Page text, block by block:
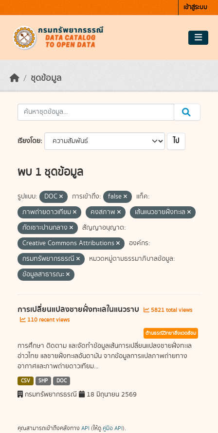
เข้าสู่ระบบ
ชุดข้อมูล
เรียงโดย ไป
พบ 1 ชุดข้อมูล
รูปแบบ: DOC การเข้าถึง: false
แท็ค:
ภาพถ่ายดาวเทียม
คงสภาพ
เส้นแนวชายฝั่งทะเล
กัดเซาะปานกลาง
สัญญาอนุญาต:
Creative Commons Attributions
องค์กร:
กรมทรัพยากรธรณี
หมวดหมู่ตามธรรมาภิบาลข้อมูล:
ข้อมูลสาธารณะ
การเปลี่ยนแปลงชายฝั่งทะเลในแนวราบ
5821 total views
110 recent views
ด้านธรณีวิทยาสิ่งแวดล้อม
การศึกษา ติดตาม และจัดทำข้อมูลเส้นการเปลี่ยนแปลงชายฝั่งทะเล
อ่าวไทย แลชายฝั่งทะเลอันดามัน จากข้อมูลการแปลภาพถ่ายทาง
อากาศและภาพถ่ายดาวเทียม...
CSV SHP DOC
กรมทรัพยากรธรณี 18 มิถุนายน 2569
คุณสามารถเข้าถึงคลังทาง API (ให้ดู คู่มือ API).